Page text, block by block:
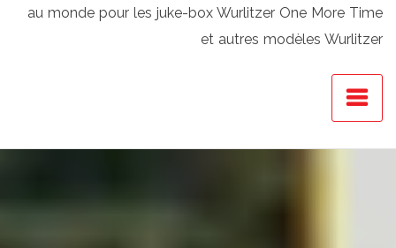
au monde pour les juke-box Wurlitzer One More Time
et autres modèles Wurlitzer